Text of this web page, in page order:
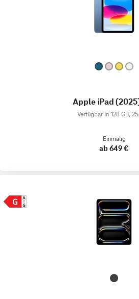
Apple iPad
Verfügbar in 128 GB,
Einmalig
ab 649 €